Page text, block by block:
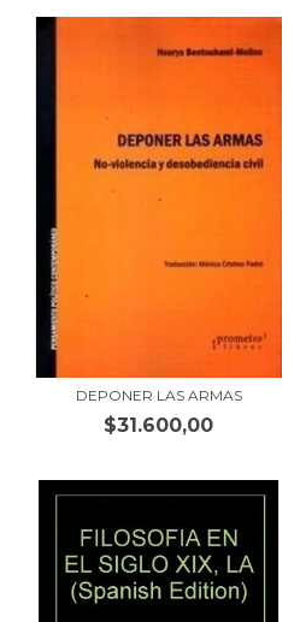
DEPONER LAS ARMAS
$31.600,00